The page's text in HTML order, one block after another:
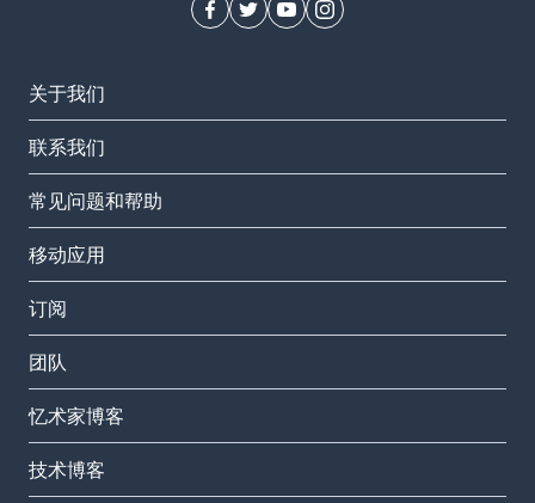
关于我们
联系我们
常见问题和帮助
移动应用
订阅
团队
忆术家博客
技术博客